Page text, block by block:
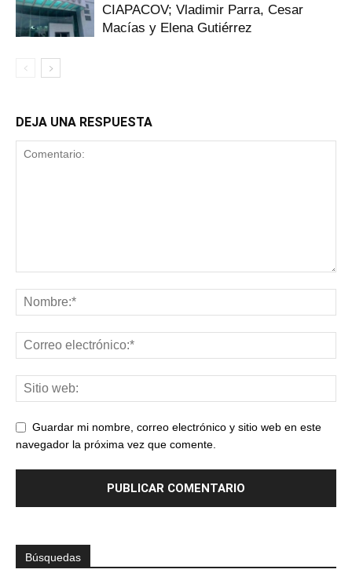
CIAPACOV; Vladimir Parra, Cesar
Macías y Elena Gutiérrez
DEJA UNA RESPUESTA
Guardar mi nombre, correo electrónico y sitio web en este
navegador la próxima vez que comente.
Búsquedas